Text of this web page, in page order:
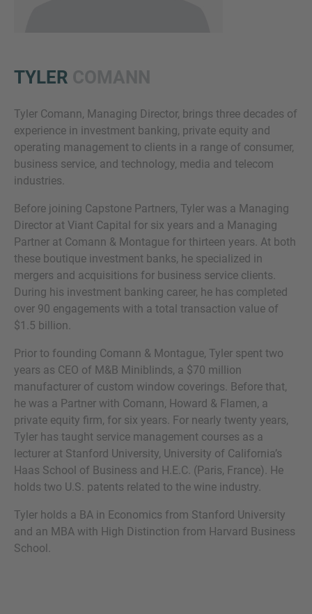
TYLER
Tyler Comann, Managing Director, brings three decades of
experience in investment banking, private equity and
operating management to clients in a range of consumer,
business service, and technology, media and telecom
industries.
Before joining Capstone Partners, Tyler was a Managing
Director at Viant Capital for six years and a Managing
Partner at Comann & Montague for thirteen years. At both
these boutique investment banks, he specialized in
mergers and acquisitions for business service clients.
During his investment banking career, he has completed
over 90 engagements with a total transaction value of
$1.5 billion.
Prior to founding Comann & Montague, Tyler spent two
years as CEO of M&B Miniblinds, a $70 million
manufacturer of custom window coverings. Before that,
he was a Partner with Comann, Howard & Flamen, a
private equity firm, for six years. For nearly twenty years,
Tyler has taught service management courses as a
lecturer at Stanford University, University of California’s
Haas School of Business and H.E.C. (Paris, France). He
holds two U.S. patents related to the wine industry.
Tyler holds a BA in Economics from Stanford University
and an MBA with High Distinction from Harvard Business
School.
FRÅGOR?
KONTAKTA OSS GÄRNA!
Vi hoppas få höra ifrån dig. Vårt team finns
alltid tillgängliga.
Inquiry
godkänner IMAPs Legal Notice och Cookie Policy
Skicka förfrågan